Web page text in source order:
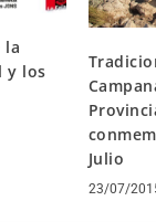
la
y los
Julio
23/07/